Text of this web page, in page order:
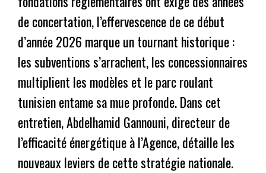
de concertation, l’effervescence de ce début
d’année 2026 marque un tournant historique :
les subventions s’arrachent, les concessionnaires
multiplient les modèles et le parc roulant
tunisien entame sa mue profonde. Dans cet
entretien, Abdelhamid Gannouni, directeur de
l’efficacité énergétique à l’Agence, détaille les
nouveaux leviers de cette stratégie nationale.